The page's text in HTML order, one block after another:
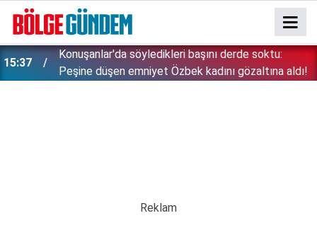
15:37
Konuşanlar'da söyledikleri başını derde soktu:
Peşine düşen emniyet Özbek kadını gözaltına aldı!